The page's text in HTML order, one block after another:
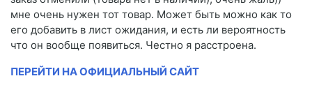
мне очень нужен тот товар. Может быть можно как то
его добавить в лист ожидания, и есть ли вероятность
что он вообще появиться. Честно я расстроена.
ПЕРЕЙТИ НА ОФИЦИАЛЬНЫЙ САЙТ